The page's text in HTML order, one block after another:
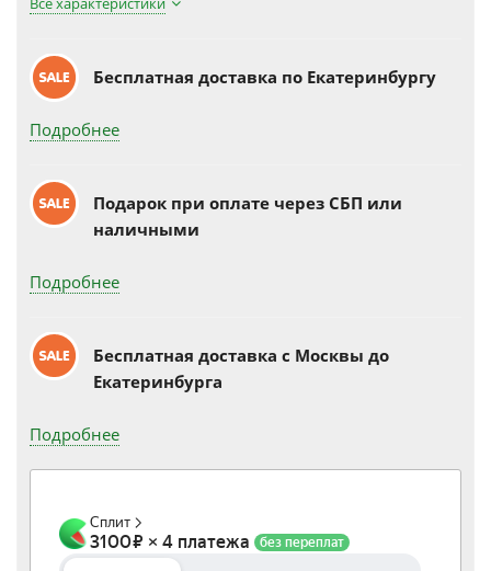
Бесплатная доставка по Екатеринбургу
Подробнее
Подарок при оплате через СБП или
наличными
Подробнее
Бесплатная доставка c Москвы до
Екатеринбурга
Подробнее